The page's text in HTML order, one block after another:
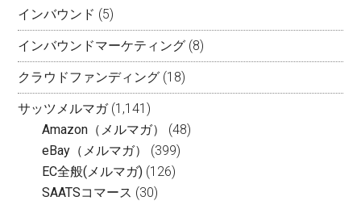
インバウンド (5)
インバウンドマーケティング (8)
クラウドファンディング (18)
サッツメルマガ(1,141)
Amazon（メルマガ）
(48)
eBay（メルマガ）
(399)
EC全般(メルマガ) (126)
SAATSコマース (30)